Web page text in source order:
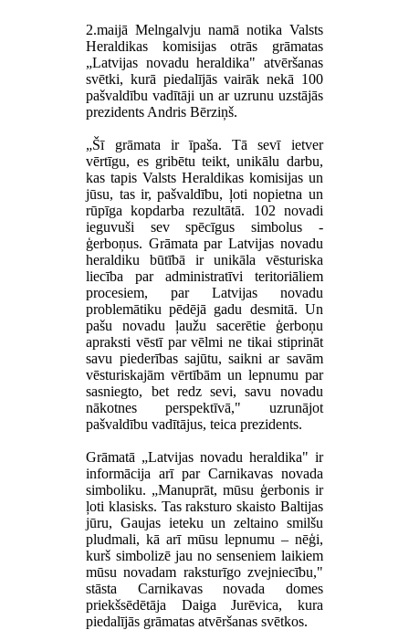
2.maijā Melngalvju namā notika Valsts
Heraldikas komisijas otrās grāmatas
„Latvijas novadu heraldika" atvēršanas
svētki, kurā piedalījās vairāk nekā 100
pašvaldību vadītāji un ar uzrunu uzstājās
prezidents Andris Bērziņš.
„Šī grāmata ir īpaša. Tā sevī ietver
vērtīgu, es gribētu teikt, unikālu darbu,
kas tapis Valsts Heraldikas komisijas un
jūsu, tas ir, pašvaldību, ļoti nopietna un
rūpīga kopdarba rezultātā. 102 novadi
ieguvuši sev spēcīgus simbolus -
ģerboņus. Grāmata par Latvijas novadu
heraldiku būtībā ir unikāla vēsturiska
liecība par administratīvi teritoriāliem
procesiem, par Latvijas novadu
problemātiku pēdējā gadu desmitā. Un
pašu novadu ļaužu sacerētie ģerboņu
apraksti vēstī par vēlmi ne tikai stiprināt
savu piederības sajūtu, saikni ar savām
vēsturiskajām vērtībām un lepnumu par
sasniegto, bet redz sevi, savu novadu
nākotnes perspektīvā," uzrunājot
pašvaldību vadītājus, teica prezidents.
Grāmatā „Latvijas novadu heraldika" ir
informācija arī par Carnikavas novada
simboliku. „Manuprāt, mūsu ģerbonis ir
ļoti klasisks. Tas raksturo skaisto Baltijas
jūru, Gaujas ieteku un zeltaino smilšu
pludmali, kā arī mūsu lepnumu – nēģi,
kurš simbolizē jau no senseniem laikiem
mūsu novadam raksturīgo zvejniecību,"
stāsta Carnikavas novada domes
priekšsēdētāja Daiga Jurēvica, kura
piedalījās grāmatas atvēršanas svētkos.